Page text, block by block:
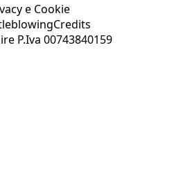
e Cookie
Credits
P.Iva 00743840159